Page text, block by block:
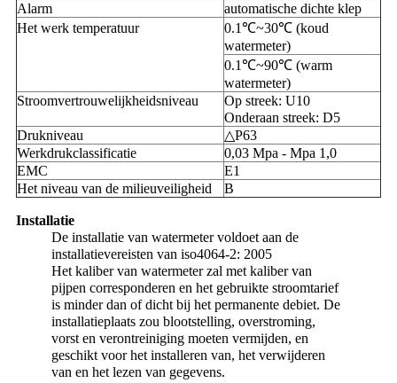
Alarm
automatische dichte klep
Het werk temperatuur
0.1℃~30℃ (koud
watermeter)
0.1℃~90℃ (warm
watermeter)
Stroomvertrouwelijkheidsniveau
Op streek: U10
Onderaan streek: D5
Drukniveau
△P63
Werkdrukclassificatie
0,03 Mpa - Mpa 1,0
EMC
E1
Het niveau van de milieuveiligheid
B
Installatie
De installatie van watermeter voldoet aan de
installatievereisten van iso4064-2: 2005
Het kaliber van watermeter zal met kaliber van
pijpen corresponderen en het gebruikte stroomtarief
is minder dan of dicht bij het permanente debiet. De
installatieplaats zou blootstelling, overstroming,
vorst en verontreiniging moeten vermijden, en
geschikt voor het installeren van, het verwijderen
van en het lezen van gegevens.